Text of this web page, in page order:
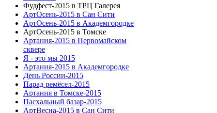
Фудфест-2015 в ТРЦ Галерея
АртОсень-2015 в Сан Сити
АртОсень-2015 в Академгородке
АртОсень-2015 в Томске
Артания-2015 в Первомайском
сквере
Я - это мы 2015
Артания-2015 в Академгородке
День России-2015
Парад ремёсел-2015
Артания в Томске-2015
Пасхальный базар-2015
АртВесна-2015 в Сан Сити